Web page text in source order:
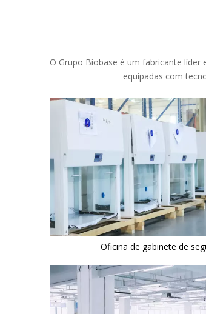
O Grupo Biobase é um fabricante
equipadas com
Oficina de gabinete de